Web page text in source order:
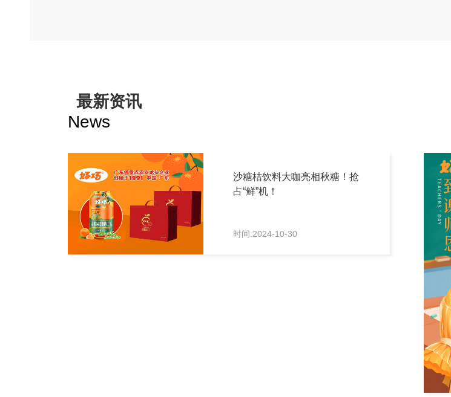
最新资讯
News
沙糖桔饮料大咖亮相秋糖！抢
占“鲜”机！
时间:2024-10-30